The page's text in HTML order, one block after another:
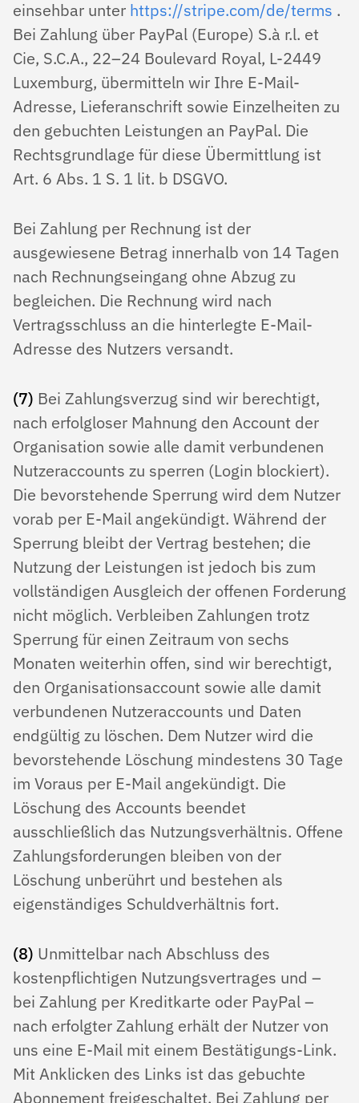
einsehbar unter https://stripe.com/de/terms .
Bei Zahlung über PayPal (Europe) S.à r.l. et
Cie, S.C.A., 22–24 Boulevard Royal, L-2449
Luxemburg, übermitteln wir Ihre E-Mail-
Adresse, Lieferanschrift sowie Einzelheiten zu
den gebuchten Leistungen an PayPal. Die
Rechtsgrundlage für diese Übermittlung ist
Art. 6 Abs. 1 S. 1 lit. b DSGVO.
Bei Zahlung per Rechnung ist der
ausgewiesene Betrag innerhalb von 14 Tagen
nach Rechnungseingang ohne Abzug zu
begleichen. Die Rechnung wird nach
Vertragsschluss an die hinterlegte E-Mail-
Adresse des Nutzers versandt.
(7) Bei Zahlungsverzug sind wir berechtigt,
nach erfolgloser Mahnung den Account der
Organisation sowie alle damit verbundenen
Nutzeraccounts zu sperren (Login blockiert).
Die bevorstehende Sperrung wird dem Nutzer
vorab per E-Mail angekündigt. Während der
Sperrung bleibt der Vertrag bestehen; die
Nutzung der Leistungen ist jedoch bis zum
vollständigen Ausgleich der offenen Forderung
nicht möglich. Verbleiben Zahlungen trotz
Sperrung für einen Zeitraum von sechs
Monaten weiterhin offen, sind wir berechtigt,
den Organisationsaccount sowie alle damit
verbundenen Nutzeraccounts und Daten
endgültig zu löschen. Dem Nutzer wird die
bevorstehende Löschung mindestens 30 Tage
im Voraus per E-Mail angekündigt. Die
Löschung des Accounts beendet
ausschließlich das Nutzungsverhältnis. Offene
Zahlungsforderungen bleiben von der
Löschung unberührt und bestehen als
eigenständiges Schuldverhältnis fort.
(8) Unmittelbar nach Abschluss des
kostenpflichtigen Nutzungsvertrages und –
bei Zahlung per Kreditkarte oder PayPal –
nach erfolgter Zahlung erhält der Nutzer von
uns eine E-Mail mit einem Bestätigungs-Link.
Mit Anklicken des Links ist das gebuchte
Abonnement freigeschaltet. Bei Zahlung per